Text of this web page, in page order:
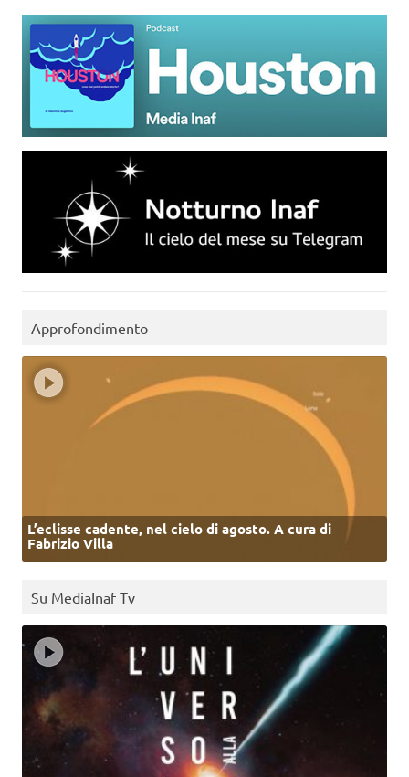
Approfondimento
L’eclisse cadente, nel cielo di agosto. A cura di
Fabrizio Villa
Su MediaInaf Tv